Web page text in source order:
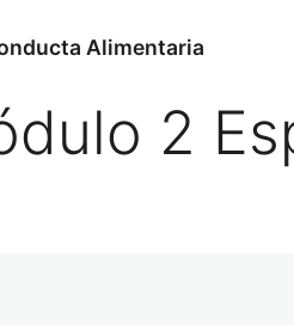
Alimentaria
2